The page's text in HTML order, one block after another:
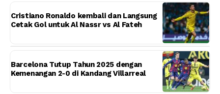
Cristiano Ronaldo kembali dan Langsung
Cetak Gol untuk Al Nassr vs Al Fateh
Barcelona Tutup Tahun 2025 dengan
Kemenangan 2-0 di Kandang Villarreal